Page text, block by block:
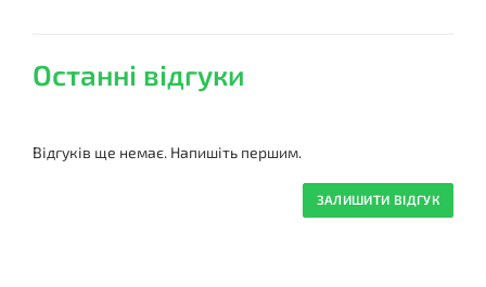
Останні відгуки
Відгуків ще немає. Напишіть першим.
ЗАЛИШИТИ ВІДГУК